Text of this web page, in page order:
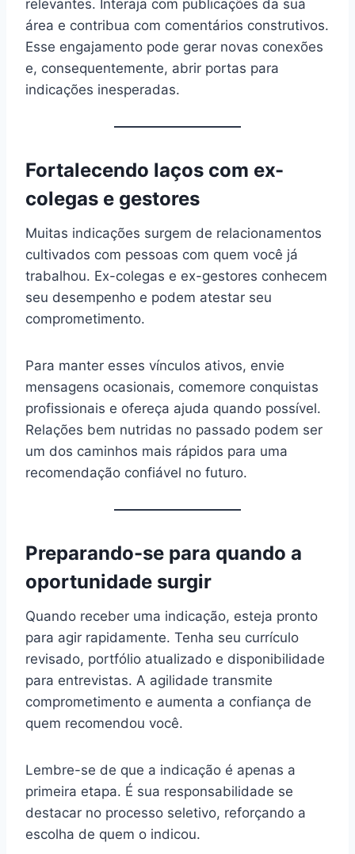
relevantes. Interaja com publicações da sua
área e contribua com comentários construtivos.
Esse engajamento pode gerar novas conexões
e, consequentemente, abrir portas para
indicações inesperadas.
Fortalecendo laços com ex-
colegas e gestores
Muitas indicações surgem de relacionamentos
cultivados com pessoas com quem você já
trabalhou. Ex-colegas e ex-gestores conhecem
seu desempenho e podem atestar seu
comprometimento.
Para manter esses vínculos ativos, envie
mensagens ocasionais, comemore conquistas
profissionais e ofereça ajuda quando possível.
Relações bem nutridas no passado podem ser
um dos caminhos mais rápidos para uma
recomendação confiável no futuro.
Preparando-se para quando a
oportunidade surgir
Quando receber uma indicação, esteja pronto
para agir rapidamente. Tenha seu currículo
revisado, portfólio atualizado e disponibilidade
para entrevistas. A agilidade transmite
comprometimento e aumenta a confiança de
quem recomendou você.
Lembre-se de que a indicação é apenas a
primeira etapa. É sua responsabilidade se
destacar no processo seletivo, reforçando a
escolha de quem o indicou.